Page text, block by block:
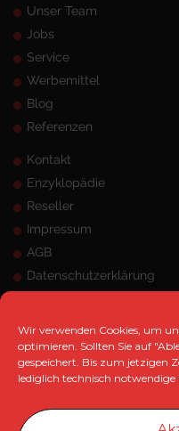
Wir verwenden Cookies, um
optimieren. Sollten Sie auf
gespeichert. Bis zum jetzigen
lediglich technisch notwendige
Unser Team
Jobs
Service
Werbemittel
Blog
Referenzen
Kontakt
Enzyklopädie
Reseller
Impressum
AGB
Datenschutzerklärung
ANSCHRIFT
MK Marketing e.K.
Telefon: